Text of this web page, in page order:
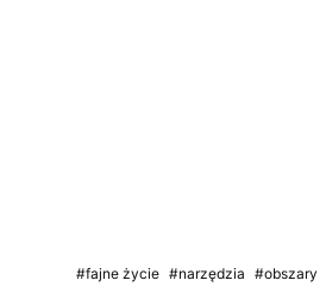
#fajne życie #narzędzia #obszary